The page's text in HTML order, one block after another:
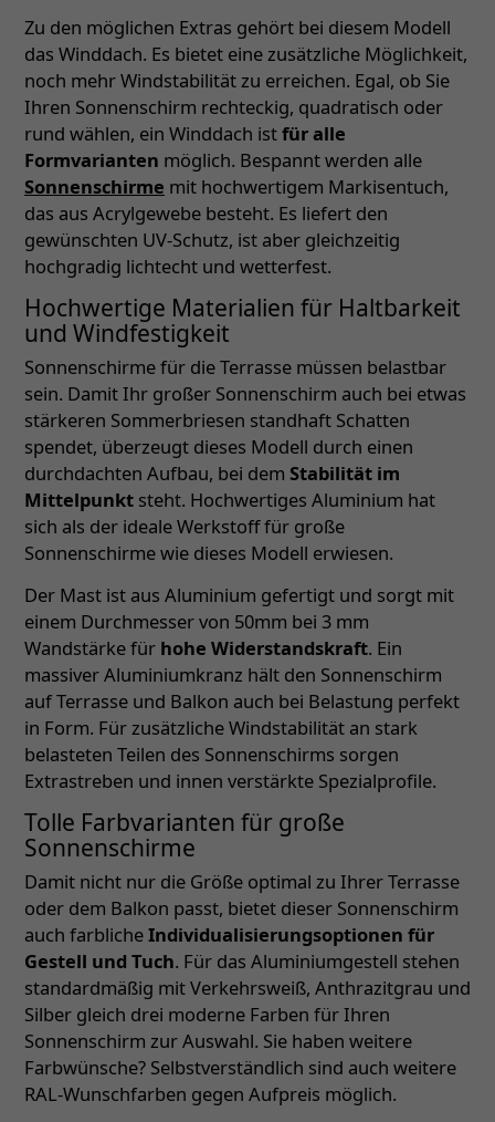
Zu den möglichen Extras gehört bei diesem Modell
das Winddach. Es bietet eine zusätzliche Möglichkeit,
noch mehr Windstabilität zu erreichen. Egal, ob Sie
Ihren Sonnenschirm rechteckig, quadratisch oder
rund wählen, ein Winddach istfür alle
Formvarianten möglich. Bespannt werden alle
Sonnenschirme mit hochwertigem Markisentuch,
das aus Acrylgewebe besteht. Es liefert den
gewünschten UV-Schutz, ist aber gleichzeitig
hochgradig lichtecht und wetterfest.
Hochwertige Materialien für Haltbarkeit
und Windfestigkeit
Sonnenschirme für die Terrasse müssen belastbar
sein. Damit Ihr großer Sonnenschirm auch bei etwas
stärkeren Sommerbriesen standhaft Schatten
spendet, überzeugt dieses Modell durch einen
durchdachten Aufbau, bei dem Stabilität im
Mittelpunkt steht. Hochwertiges Aluminium hat
sich als der ideale Werkstoff für große
Sonnenschirme wie dieses Modell erwiesen.
Der Mast ist aus Aluminium gefertigt und sorgt mit
einem Durchmesser von 50mm bei 3 mm
Wandstärke für hohe Widerstandskraft. Ein
massiver Aluminiumkranz hält den Sonnenschirm
auf Terrasse und Balkon auch bei Belastung perfekt
in Form. Für zusätzliche Windstabilität an stark
belasteten Teilen des Sonnenschirms sorgen
Extrastreben und innen verstärkte Spezialprofile.
Tolle Farbvarianten für große
Sonnenschirme
Damit nicht nur die Größe optimal zu Ihrer Terrasse
oder dem Balkon passt, bietet dieser Sonnenschirm
auch farblicheIndividualisierungsoptionen für
Gestell und Tuch. Für das Aluminiumgestell stehen
standardmäßig mit Verkehrsweiß, Anthrazitgrau und
Silber gleich drei moderne Farben für Ihren
Sonnenschirm zur Auswahl. Sie haben weitere
Farbwünsche? Selbstverständlich sind auch weitere
RAL-Wunschfarben gegen Aufpreis möglich.